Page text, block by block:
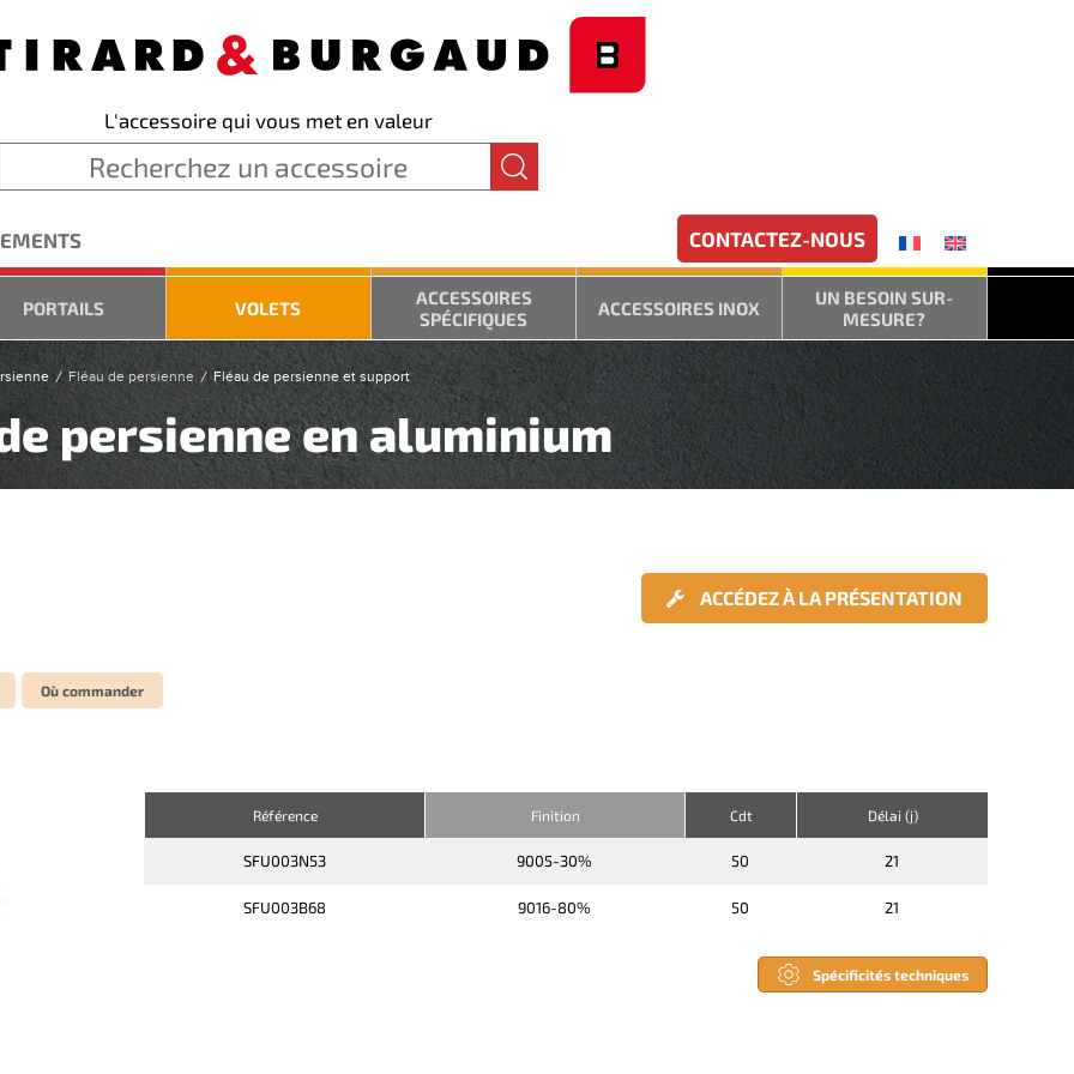
L'accessoire qui vous met en valeur
CONTACTEZ-NOUS
PORTAILS VOLETS
ACCESSOIRES
SPÉCIFIQUES
ACCESSOIRES INOX
UN BESOIN SUR-
MESURE?
Fléau de persienne Fléau de persienne et support
persienne en aluminium
ACCÉDEZ À LA PRÉSENTATION
Où commander
Référence Finition Cdt Délai (j)
SFU003N53 9005-30% 50 21
SFU003B68 9016-80% 50 21
Spécificités techniques